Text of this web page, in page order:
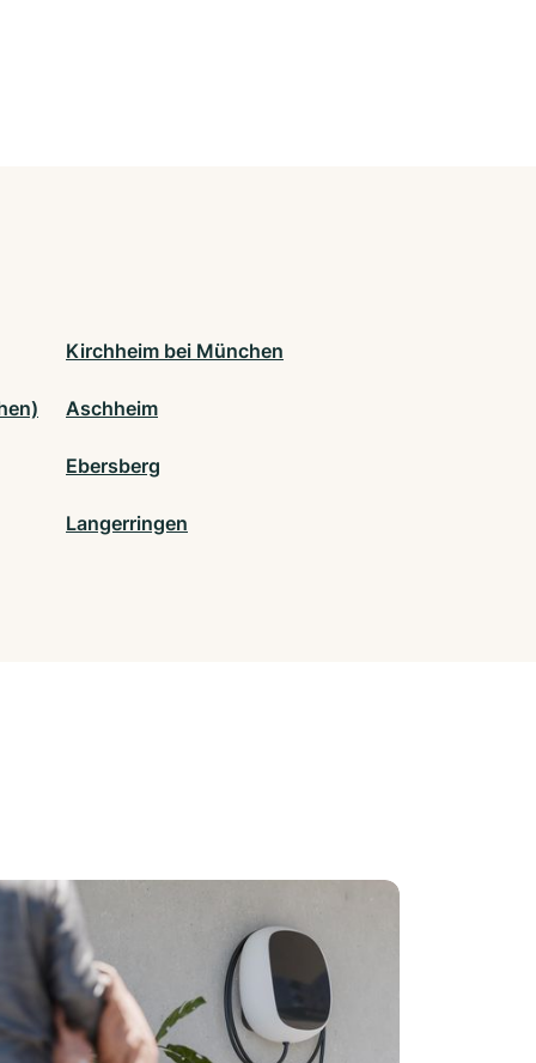
Kirchheim bei München
Aschheim
Ebersberg
Langerringen